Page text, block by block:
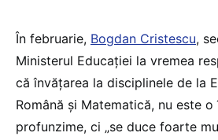
În februarie, Bogdan Cristescu,
Ministerul Educației la vremea
că învățarea la disciplinele de la
Română și Matematică, nu este
profunzime, ci „se duce foarte